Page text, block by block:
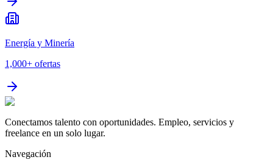
Energía y Minería
1,000+ ofertas
Conectamos talento con oportunidades. Empleo, servicios y
freelance en un solo lugar.
Navegación